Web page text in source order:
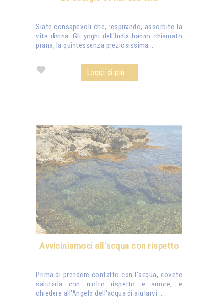
Siate consapevoli che, respirando, assorbite la
vita divina. Gli yoghi dell'India hanno chiamato
prana, la quintessenza preziosissima...
Leggi di più ...
Avviciniamoci all'acqua con rispetto
Prima di prendere contatto con l'acqua, dovete
salutarla con molto rispetto e amore, e
chiedere all'Angelo dell'acqua di aiutarvi...